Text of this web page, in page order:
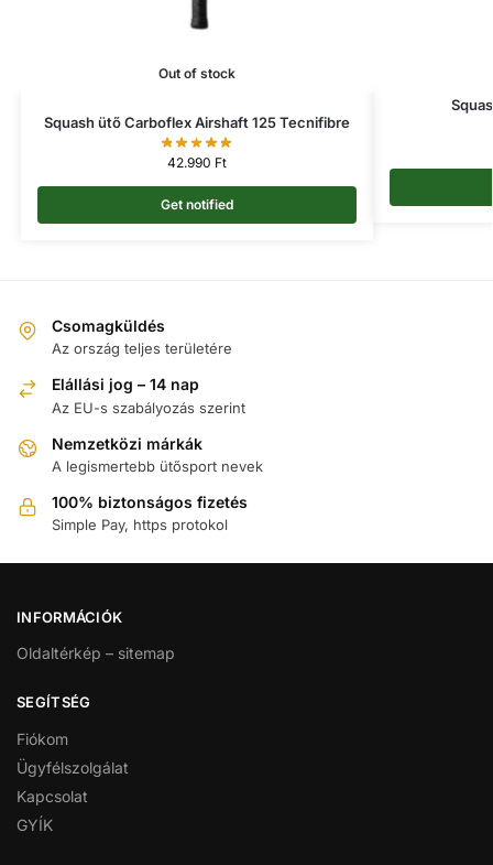
Out of stock
Squash ütő Carboflex Airshaft 125 Tecnifibre
42.990 Ft
Get notified
Csomagküldés
Az ország teljes területére
Elállási jog – 14 nap
Az EU-s szabályozás szerint
Nemzetközi márkák
A legismertebb ütősport nevek
100% biztonságos fizetés
Simple Pay, https protokol
INFORMÁCIÓK
Oldaltérkép – sitemap
SEGÍTSÉG
Fiókom
Ügyfélszolgálat
Kapcsolat
GYÍK